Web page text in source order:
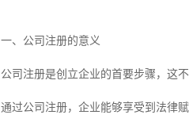
一、公司注册的意义
公司注册是创立企业的首要步骤，这
通过公司注册，企业能够享受到法律